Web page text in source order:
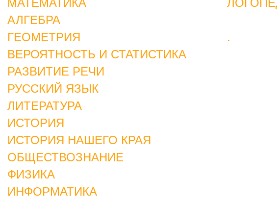
АЛГЕБРА
ГЕОМЕТРИЯ
ВЕРОЯТНОСТЬ И СТАТИСТИКА
РАЗВИТИЕ РЕЧИ
.
РУССКИЙ ЯЗЫК
ЛИТЕРАТУРА
ИСТОРИЯ
ИСТОРИЯ НАШЕГО КРАЯ
ОБЩЕСТВОЗНАНИЕ
ФИЗИКА
ИНФОРМАТИКА